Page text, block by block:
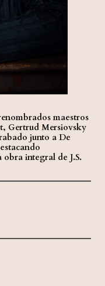
maestros
Gertrud Mersiovsky
junto a De
obra integral de J.S.